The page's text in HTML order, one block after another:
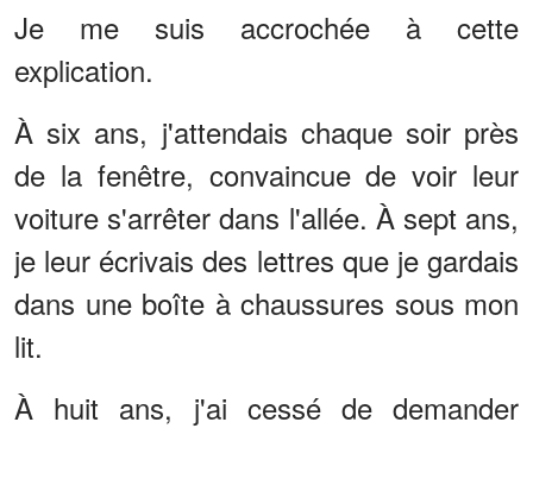
Je me suis accrochée à cette
explication.
À six ans, j'attendais chaque soir près
de la fenêtre, convaincue de voir leur
voiture s'arrêter dans l'allée. À sept ans,
je leur écrivais des lettres que je gardais
dans une boîte à chaussures sous mon
lit.
À huit ans, j'ai cessé de demander